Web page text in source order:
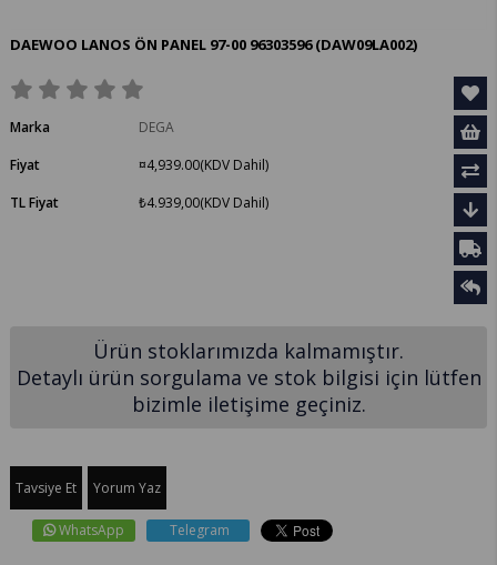
DAEWOO LANOS ÖN PANEL 97-00 96303596(DAW09LA002)
Marka
DEGA
Fiyat
¤4,939.00(KDV Dahil)
TL Fiyat
₺4.939,00(KDV Dahil)
Ürün stoklarımızda kalmamıştır.
Detaylı ürün sorgulama ve stok bilgisi için lütfen
bizimle iletişime geçiniz.
Tavsiye Et Yorum Yaz
WhatsApp Telegram